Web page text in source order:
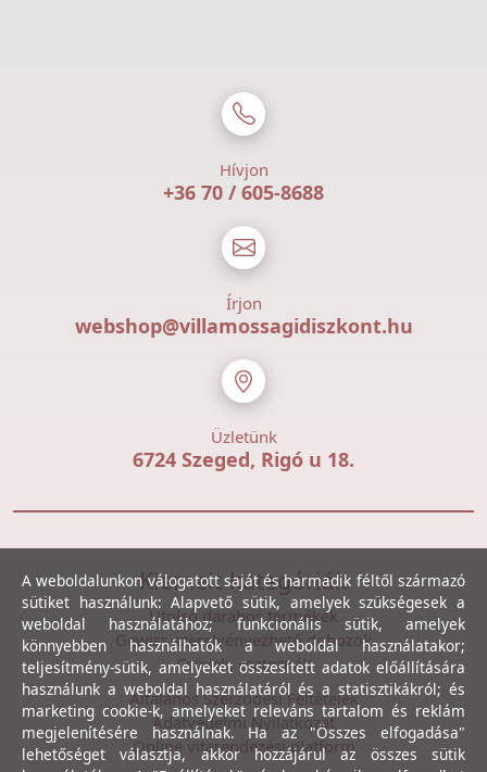
Hívjon
+36 70 / 605-8688
Írjon
webshop@villamossagidiszkont.hu
Üzletünk
6724 Szeged, Rigó u 18.
Kiemelt kategóriák
Utolsó darabos termékek
Gewiss szerelvényezhető dobozok
Csövek, csatornák
Általános Szerződési Feltételek
Adatvédelmi Nyilatkozat
Online vitarendezési platform
A weboldalunkon válogatott saját és harmadik féltől származó
sütiket használunk: Alapvető sütik, amelyek szükségesek a
weboldal használatához; funkcionális sütik, amelyek
könnyebben használhatók a weboldal használatakor;
teljesítmény-sütik, amelyeket összesített adatok előállítására
használunk a weboldal használatáról és a statisztikákról; és
marketing cookie-k, amelyeket releváns tartalom és reklám
megjelenítésére használnak. Ha az "Összes elfogadása"
lehetőséget választja, akkor hozzájárul az összes sütik